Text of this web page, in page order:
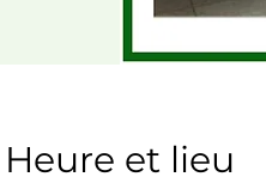
Heure et lieu